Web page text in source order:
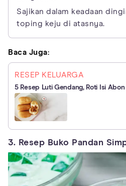
Sajikan dalam keadaan
toping keju di atasnya.
Baca Juga:
RESEP KELUARGA
5 Resep Luti Gendang, Roti Isi
3. Resep Buko Pandan